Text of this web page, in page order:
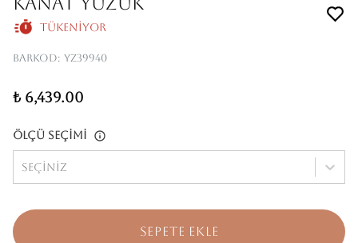
Tükeniyor
Barkod: YZ39940
₺ 6,439.00
Ölçü Seçimi
Seçiniz
SEPETE EKLE